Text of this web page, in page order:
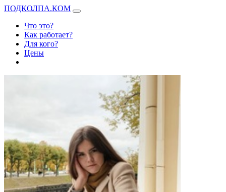
ПОДКОЛПА.КОМ
Что это?
Как работает?
Для кого?
Цены